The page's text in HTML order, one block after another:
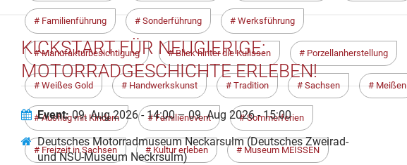
Familienführung Sonderführung Werksführung
Manufakturbesichtigung Blick hinter die Kulissen Porzellanherstellung
Weißes Gold Handwerkskunst Tradition Sachsen Meißen
Ausflug mit Kindern Familienevent Sommerferien
Freizeit in Sachsen Kultur erleben Museum MEISSEN
KICKSTART FÜR NEUGIERIGE:
MOTORRADGESCHICHTE ERLEBEN!
Event:09. Aug 2026 - 14:00 – 09. Aug 2026 - 15:00
Deutsches Motorradmuseum Neckarsulm (Deutsches Zweirad-
und NSU-Museum Neckrsulm)